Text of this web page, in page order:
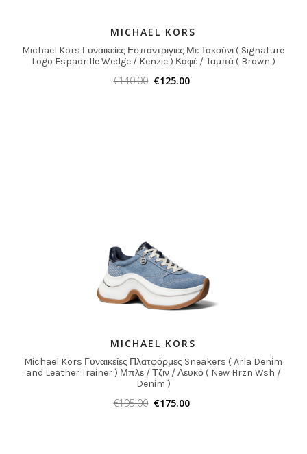
MICHAEL KORS
Michael Kors Γυναικείες Εσπαντριγιες Με Τακούνι ( Signature
Logo Espadrille Wedge / Kenzie ) Καφέ / Ταμπά ( Brown )
€140.00 €125.00
MICHAEL KORS
Michael Kors Γυναικείες Πλατφόρμες Sneakers ( Arla Denim
and Leather Trainer ) Μπλε / Τζιν / Λευκό ( New Hrzn Wsh /
Denim )
€195.00 €175.00